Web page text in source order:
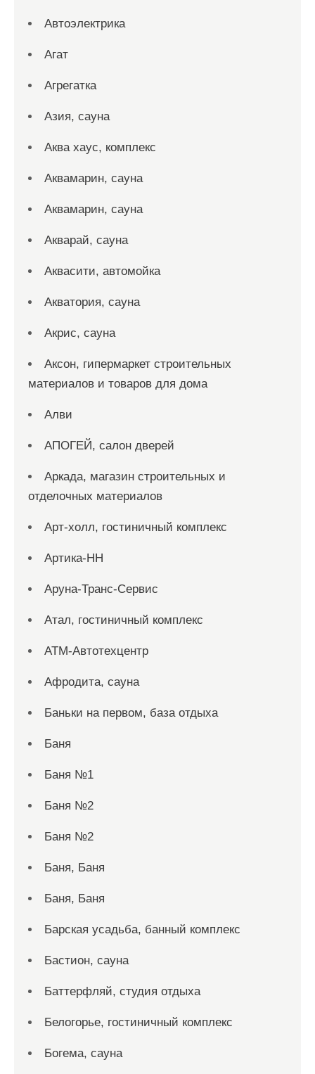
Автоэлектрика
Агат
Агрегатка
Азия, сауна
Аква хаус, комплекс
Аквамарин, сауна
Аквамарин, сауна
Акварай, сауна
Аквасити, автомойка
Акватория, сауна
Акрис, сауна
Аксон, гипермаркет строительных
материалов и товаров для дома
Алви
АПОГЕЙ, салон дверей
Аркада, магазин строительных и
отделочных материалов
Арт-холл, гостиничный комплекс
Артика-НН
Аруна-Транс-Сервис
Атал, гостиничный комплекс
АТМ-Автотехцентр
Афродита, сауна
Баньки на первом, база отдыха
Баня
Баня №1
Баня №2
Баня №2
Баня, Баня
Баня, Баня
Барская усадьба, банный комплекс
Бастион, сауна
Баттерфляй, студия отдыха
Белогорье, гостиничный комплекс
Богема, сауна